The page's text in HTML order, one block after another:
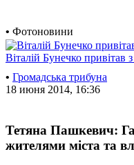
• Фотоновини
Віталій Бунечко привітав
• Громадська трибуна
18 июня 2014, 16:36
Тетяна Пашкевич:
жителями міста та